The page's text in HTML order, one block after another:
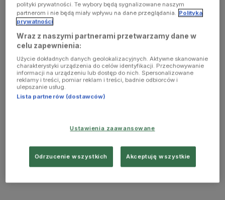
polityki prywatności. Te wybory będą sygnalizowane naszym
partnerom i nie będą miały wpływu na dane przeglądania. Polityka
prywatności
Wraz z naszymi partnerami przetwarzamy dane w
celu zapewnienia:
Użycie dokładnych danych geolokalizacyjnych. Aktywne skanowanie
charakterystyki urządzenia do celów identyfikacji. Przechowywanie
informacji na urządzeniu lub dostęp do nich. Spersonalizowane
reklamy i treści, pomiar reklam i treści, badnie odbiorców i
ulepszanie usług.
Lista partnerów (dostawców)
Ustawienia zaawansowane
Odrzucenie wszystkich Akceptuję wszystkie